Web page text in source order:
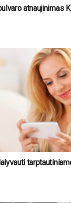
atnaujinimas